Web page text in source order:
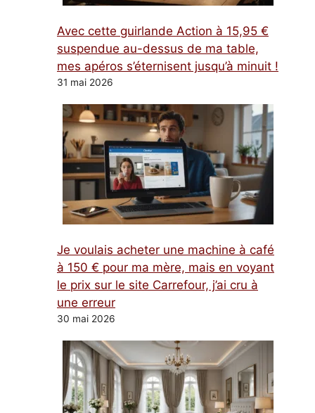
Avec cette guirlande Action à 15,95 €
suspendue au-dessus de ma table,
mes apéros s’éternisent jusqu’à minuit !
31 mai 2026
Je voulais acheter une machine à café
à 150 € pour ma mère, mais en voyant
le prix sur le site Carrefour, j’ai cru à
une erreur
30 mai 2026